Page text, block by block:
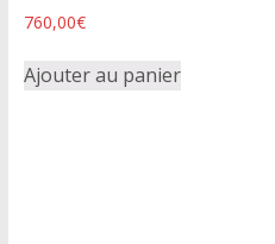
760,00€
Ajouter au panier